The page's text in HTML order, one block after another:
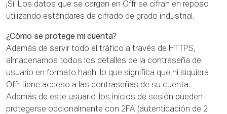
¡Sí! Los datos que se cargan en Offr se cifran en reposo
utilizando estándares de cifrado de grado industrial.
¿Cómo se protege mi cuenta?
Además de servir todo el tráfico a través de HTTPS,
almacenamos todos los detalles de la contraseña de
usuario en formato hash, lo que significa que ni siquiera
Offr tiene acceso a las contraseñas de su cuenta.
Además de este usuario, los inicios de sesión pueden
protegerse opcionalmente con 2FA (autenticación de 2